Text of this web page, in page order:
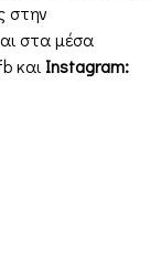
στην
στα μέσα
και Instagram: